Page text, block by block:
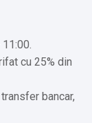
pret:
cu 25% din
bancar,